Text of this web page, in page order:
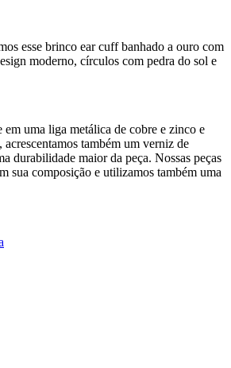
esse brinco ear cuff banhado a ouro com
moderno, círculos com pedra do sol e
em uma liga metálica de cobre e zinco e
acrescentamos também um verniz de
durabilidade maior da peça. Nossas peças
sua composição e utilizamos também uma